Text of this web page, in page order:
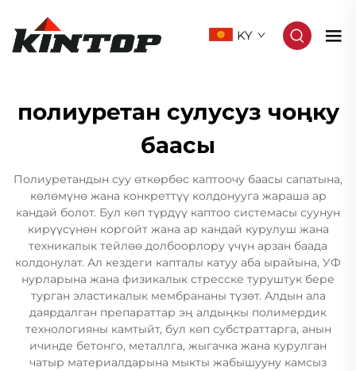
KY
полиуретан сулусуз чоңку
баасы
Полиуретандын суу өткөрбөс каптоочу баасы сапатына,
көлөмүнө жана конкреттүү колдонууга жараша ар
кандай болот. Бул көп түрдүү каптоо системасы суунун
кирүүсүнөн коргойт жана ар кандай курулуш жана
техникалык тейлөө долбоорлору үчүн арзан баада
колдонулат. Ал кездеги капталы катуу аба ырайына, УФ
нурларына жана физикалык стресске туруштук бере
турган эластикалык мембрананы түзөт. Алдын ала
даярдалган препараттар эң алдыңкы полимердик
технологияны камтыйт, бул көп субстраттарга, анын
ичинде бетонго, металлга, жыгачка жана курулган
чатыр материалдарына мыкты жабышууну камсыз